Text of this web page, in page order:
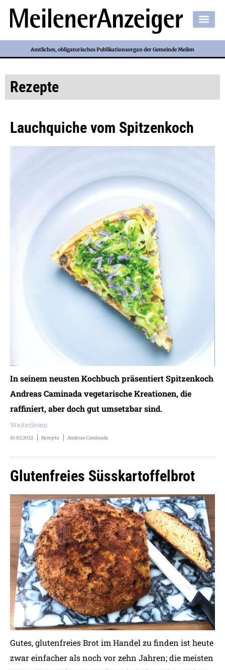
Amtliches, obligatorisches Publikationsorgan der Gemeinde Meilen
Rezepte
Lauchquiche vom Spitzenkoch
In seinem neusten Kochbuch präsentiert Spitzenkoch
Andreas Caminada vegetarische Kreationen, die
raffiniert, aber doch gut umsetzbar sind.
Weiterlesen
10.02.2022 Rezepte Andreas Caminada
Glutenfreies Süsskartoffelbrot
Gutes, glutenfreies Brot im Handel zu finden ist heute
zwar einfacher als noch vor zehn Jahren; die meisten